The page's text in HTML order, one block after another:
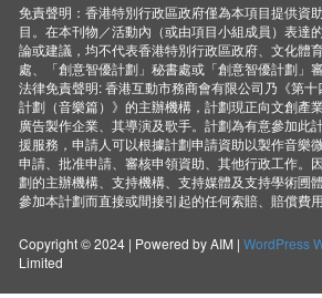
免責聲明：香港特別行政區政府僅為本項目提供資
目。在本刊物／活動內（或由項目小組成員）表達
論或建議，均不代表香港特別行政區政府、文化體
處、「創意智優計劃」秘書處或「創意智優計劃」
法律免責聲明: 香港互動市務商會有限公司乃《第
計劃（音樂篇）》的主辦機構，計劃現正向文創產
廣告製作企業、其導演及歌手。計劃為有意參加此
援服務，申請人可以根據計劃申請資助以製作音樂
申請、批准申請、審核申領資助、其他行政工作。
劃的主辦機構、支持機構、支持媒體及支持學術圑
參加本計劃而直接或間接引起的任何索賠、賠償費用
Copyright © 2024 | Powered by AIM |WordPress
Limited